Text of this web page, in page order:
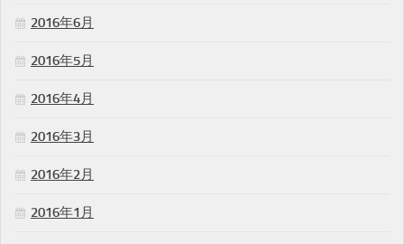
2016年6月
2016年5月
2016年4月
2016年3月
2016年2月
2016年1月